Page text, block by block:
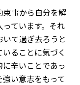
束事から自分を解
ています。それ
て過ぎ去ろうと
ることに気づく
辛いことであっ
い意志をもって